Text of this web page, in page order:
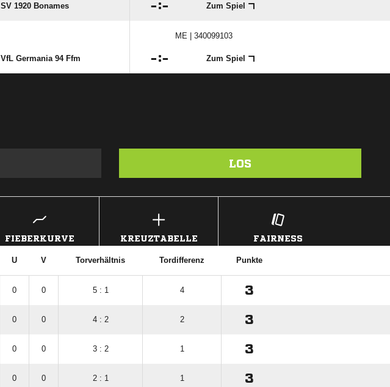
SV 1920 Bonames : Zum Spiel
ME | 340099103
VfL Germania 94 Ffm : Zum Spiel
LOS
FIEBERKURVE KREUZTABELLE FAIRNESS
U V Torverhältnis Tordifferenz Punkte
0 0 5 : 1 4 3
0 0 4 : 2 2 3
0 0 3 : 2 1 3
0 0 2 : 1 1 3